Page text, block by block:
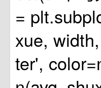
=
xue,
ter',